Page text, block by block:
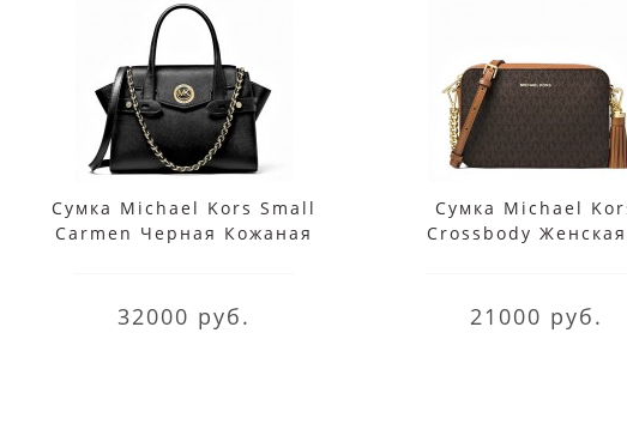
Сумка Michael Kors Small
Carmen Черная Кожаная
32000 руб.
Сумка Michael
Crossbody
21000 руб.